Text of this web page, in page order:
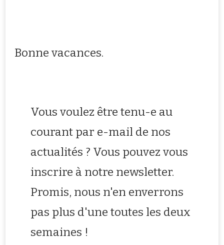
Bonne vacances.
Vous voulez être tenu-e au
courant par e-mail de nos
actualités ? Vous pouvez vous
inscrire à notre newsletter.
Promis, nous n'en enverrons
pas plus d'une toutes les deux
semaines !